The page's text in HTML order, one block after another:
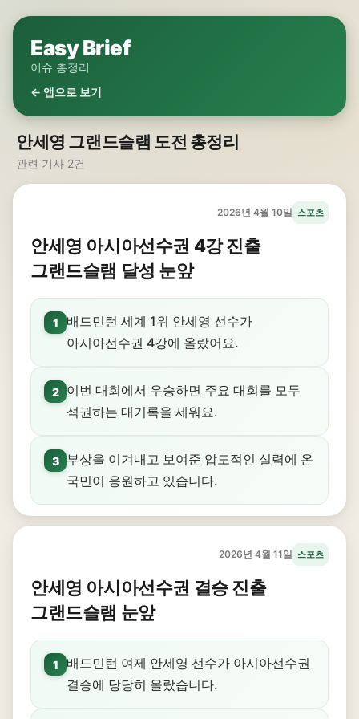
Easy Brief
이슈 총정리
← 앱으로 보기
안세영 그랜드슬램 도전 총정리
관련 기사 2건
2026년 4월 10일 스포츠
안세영 아시아선수권 4강 진출
그랜드슬램 달성 눈앞
1
배드민턴 세계 1위 안세영 선수가
아시아선수권 4강에 올랐어요.
2
이번 대회에서 우승하면 주요 대회를 모두
석권하는 대기록을 세워요.
3
부상을 이겨내고 보여준 압도적인 실력에 온
국민이 응원하고 있습니다.
2026년 4월 11일 스포츠
안세영 아시아선수권 결승 진출
그랜드슬램 눈앞
1
배드민턴 여제 안세영 선수가 아시아선수권
결승에 당당히 올랐습니다.